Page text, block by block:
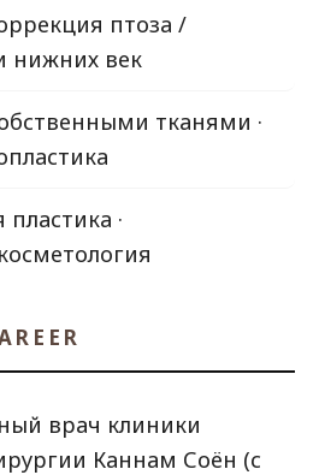
птоза /
век
тканями ·
·
врач клиники
Каннам Соён (с